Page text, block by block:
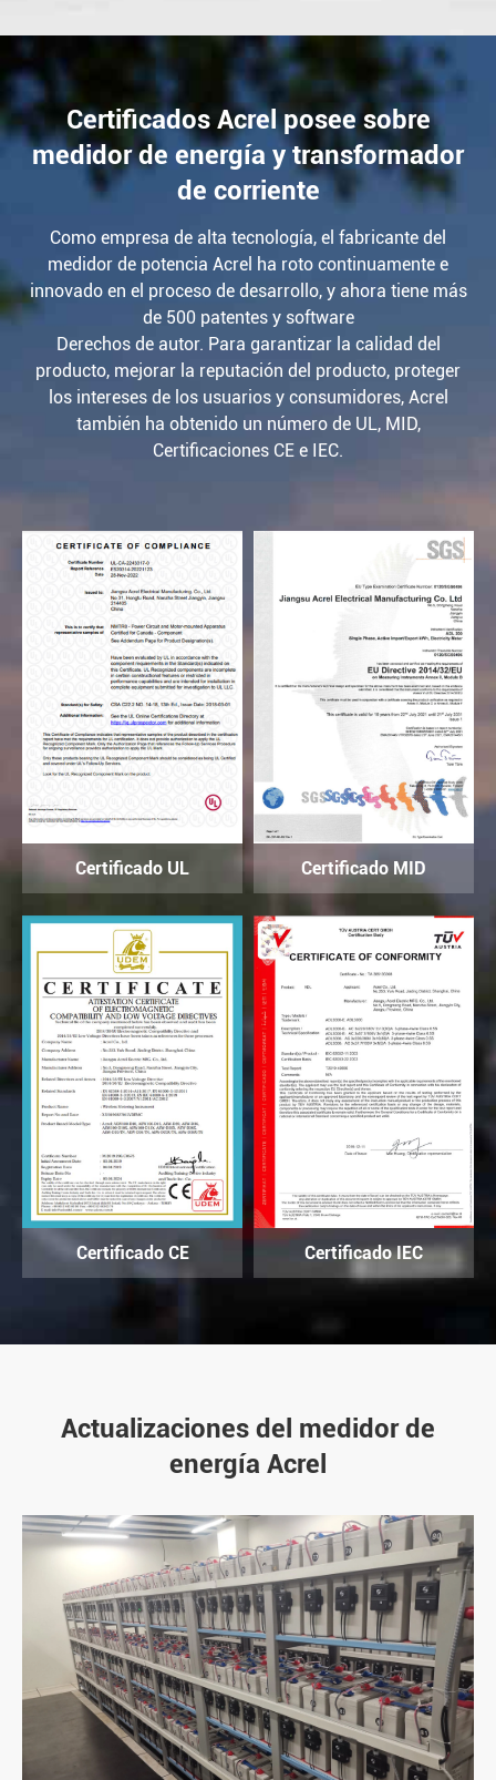
Certificados Acrel posee sobre
medidor de energía y transformador
de corriente
Como empresa de alta tecnología, el fabricante del
medidor de potencia Acrel ha roto continuamente e
innovado en el proceso de desarrollo, y ahora tiene más
de 500 patentes y software
Derechos de autor. Para garantizar la calidad del
producto, mejorar la reputación del producto, proteger
los intereses de los usuarios y consumidores, Acrel
también ha obtenido un número de UL, MID,
Certificaciones CE e IEC.
Certificado UL Certificado MID
Certificado CE Certificado IEC
Actualizaciones del medidor de
energía Acrel